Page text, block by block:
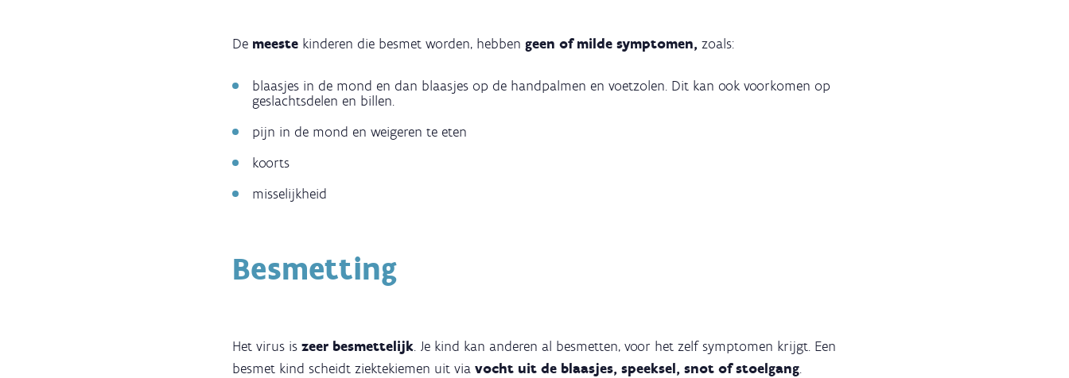
De meeste kinderen die besmet worden, hebben geen of milde symptomen, zoals:
blaasjes in de mond en dan blaasjes op de handpalmen en voetzolen. Dit kan ook voorkomen op
geslachtsdelen en billen.
pijn in de mond en weigeren te eten
koorts
misselijkheid
Besmetting
Het virus is zeer besmettelijk. Je kind kan anderen al besmetten, voor het zelf symptomen krijgt. Een
besmet kind scheidt ziektekiemen uit via vocht uit de blaasjes, speeksel, snot of stoelgang.